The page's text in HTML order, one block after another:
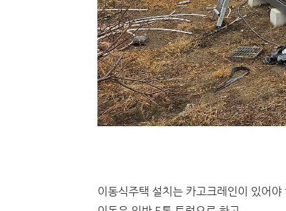
이동식주택 설치는 카고크레인이 있어야